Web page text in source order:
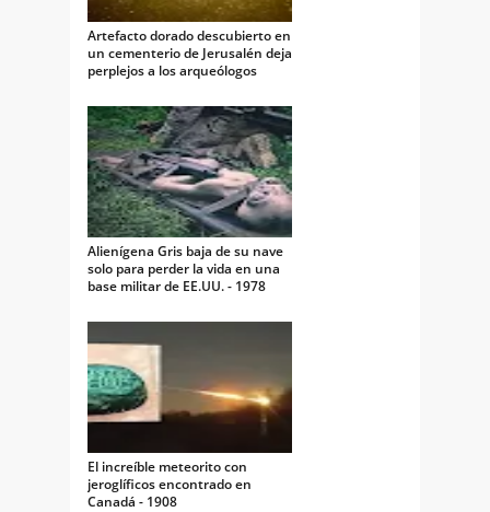
Artefacto dorado descubierto en
un cementerio de Jerusalén deja
perplejos a los arqueólogos
Alienígena Gris baja de su nave
solo para perder la vida en una
base militar de EE.UU. - 1978
El increíble meteorito con
jeroglíficos encontrado en
Canadá - 1908